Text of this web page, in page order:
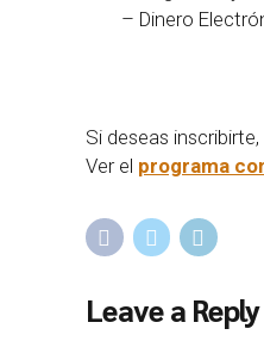
– Dinero
Si deseas inscribirte,
Ver el programa
Leave a Reply